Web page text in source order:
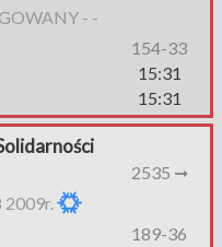
- -
154-33
15:31
15:31
2535 ➞
2009r.
189-36